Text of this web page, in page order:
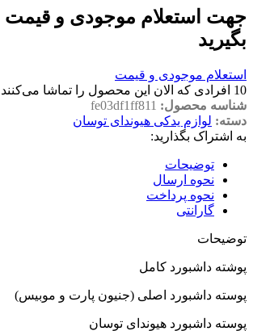
جهت استعلام موجودی و قیمت
بگیرید
استعلام موجودی و قیمت
10 افرادی که الان این محصول را تماشا
شناسه محصول: fe03df1ff811
دسته: لوازم یدکی هیوندای توسان
به اشتراک بگذارید:
توضیحات
نحوه ارسال
نحوه پرداخت
گارانتی
توضیحات
پوشته داشبورد کامل
پوسته داشبورد اصلی (جنیون پارت و موبیس)
پوسته داشبورد هیوندای توسان